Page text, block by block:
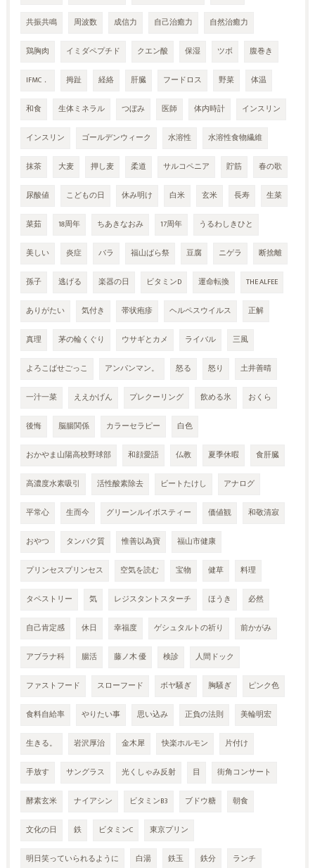
共振共鳴 周波数 成信力 自己治癒力 自然治癒力
鶏胸肉 イミダペプチド クエン酸 保湿 ツボ 腹巻き
IFMC． 拇趾 経絡 肝臓 フードロス 野菜 体温
和食 生体ミネラル つぼみ 医師 体内時計 インスリン
インスリン ゴールデンウィーク 水溶性 水溶性食物繊維
抹茶 大麦 押し麦 柔道 サルコペニア 貯筋 春の歌
尿酸値 こどもの日 休み明け 白米 玄米 長寿 生菜
菜茹 18周年 ちあきなおみ 17周年 うるわしきひと
美しい 炎症 バラ 福山ばら祭 豆腐 ニゲラ 断捨離
孫子 逃げる 楽器の日 ビタミンD 運命転換 THE ALFEE
ありがたい 気付き 帯状疱疹 ヘルペスウイルス 正解
真理 茅の輪くぐり ウサギとカメ ライバル 三風
よろこばせごっこ アンパンマン。 怒る 怒り 土井善晴
一汁一菜 ええかげん プレクーリング 飲める氷 おくら
後悔 脳腸関係 カラーセラピー 白色
おかやま山陽高校野球部 和顔愛語 仏教 夏季休暇 食肝臓
高濃度水素吸引 活性酸素除去 ビートたけし アナログ
平常心 生而今 グリーンルイボスティー 価値観 和敬清寂
おやつ タンパク質 惟善以為寶 福山市健康
プリンセスプリンセス 空気を読む 宝物 健草 料理
タペストリー 気 レジスタントスターチ ほうき 必然
自己肯定感 休日 幸福度 ゲシュタルトの祈り 前かがみ
アブラナ科 腸活 藤ノ木 優 検診 人間ドック
ファストフード スローフード ボヤ騒ぎ 胸騒ぎ ピンク色
食料自給率 やりたい事 思い込み 正負の法則 美輪明宏
生きる。 岩沢厚治 金木犀 快楽ホルモン 片付け
手放す サングラス 光くしゃみ反射 目 街角コンサート
酵素玄米 ナイアシン ビタミンB3 ブドウ糖 朝食
文化の日 鉄 ビタミンC 東京プリン
明日笑っていられるように 白湯 鉄玉 鉄分 ランチ